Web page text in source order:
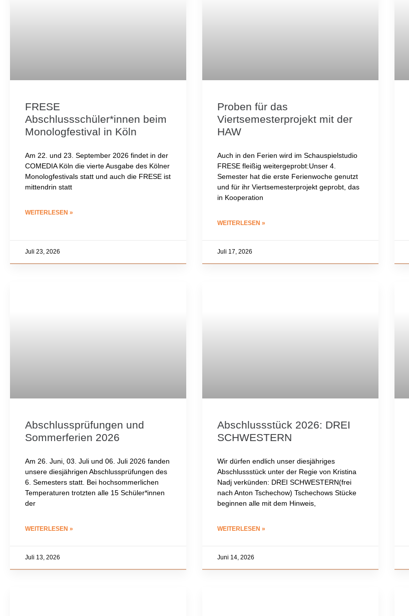
FRESE
Abschlussschüler*innen beim
Monologfestival in Köln
Am 22. und 23. September 2026 findet in der
COMEDIA Köln die vierte Ausgabe des Kölner
Monologfestivals statt und auch die FRESE ist
mittendrin statt
WEITERLESEN »
Juli 23, 2026
Proben für das
Viertsemesterprojekt mit der
HAW
Auch in den Ferien wird im Schauspielstudio
FRESE fleißig weitergeprobt:Unser 4.
Semester hat die erste Ferienwoche genutzt
und für ihr Viertsemesterprojekt geprobt, das
in Kooperation
WEITERLESEN »
Juli 17, 2026
Abschlussprüfungen und
Sommerferien 2026
Am 26. Juni, 03. Juli und 06. Juli 2026 fanden
unsere diesjährigen Abschlussprüfungen des
6. Semesters statt. Bei hochsommerlichen
Temperaturen trotzten alle 15 Schüler*innen
der
WEITERLESEN »
Juli 13, 2026
Abschlussstück 2026: DREI
SCHWESTERN
Wir dürfen endlich unser diesjähriges
Abschlussstück unter der Regie von Kristina
Nadj verkünden: DREI SCHWESTERN(frei
nach Anton Tschechow) Tschechows Stücke
beginnen alle mit dem Hinweis,
WEITERLESEN »
Juni 14, 2026